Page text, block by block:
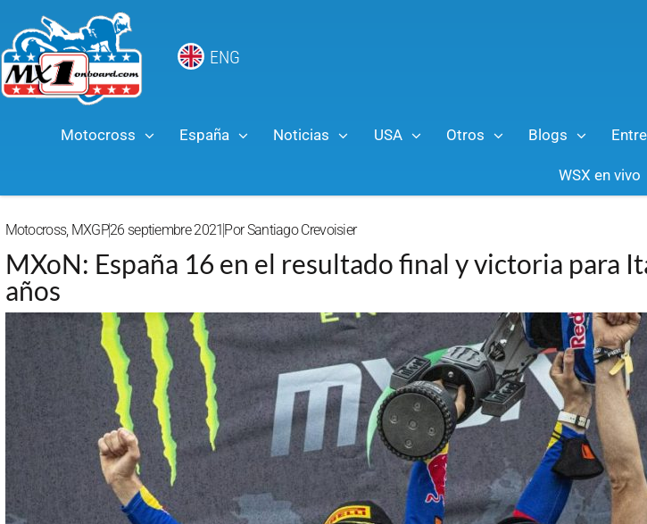
ENG
Motocross España Noticias USA Otros Blogs
WSX en vivo
Motocross, MXGP26 septiembre 2021 PorSantiago Crevoisier
MXoN: España 16 en el resultado final y victoria para
años